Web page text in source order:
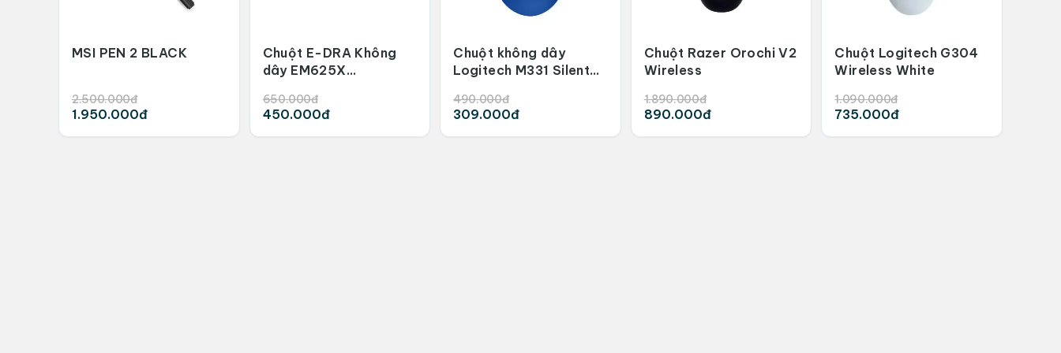
MSI PEN 2 BLACK
2.500.000đ
1.950.000đ
Chuột E-DRA Không
dây EM625X
650.000đ
450.000đ
Chuột không dây
Logitech M331 Silent
490.000đ
309.000đ
Chuột Razer Orochi V2
Wireless
1.890.000đ
890.000đ
Chuột Logitech G304
Wireless White
1.090.000đ
735.000đ